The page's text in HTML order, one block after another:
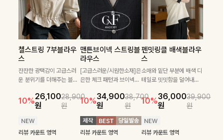
첼스트링 7부블라우
스
잔잔한 광택감이 고급스러
운 분위기를 더해주는 블라
프릴 밑단이 자연스럽게 실
루엣을 살려주며, 여유로운
스러운 무드를 완성해준답
니다 🤍
10%26,100
원
28,900
원
리뷰 카운트 영역
맨튼브이넥 스트링블
라우스
[고급스러운/시원한소재]은
은한 체크 패턴과 브이넥으
로 고급스러운 디테일을 넣
었으며 밑단스트링으로 핏
을 더욱 깔끔하게 잡아주는
블라우스예요 :)
10%34,900
원
38,700
원
리뷰 카운트 영역
펜밋링클 배색블라우
스
소매와 밑단 부분에 배색 디
테일로 밋밋함을 덜어내고
클 소재로 구김 걱정없이 즐
길 수 있는 블라우스랍니
10%36,000
원
39,900
원
리뷰 카운트 영역
론클디 브이넥니트
부드럽게 몸을 감싸는 니트
짜임으로 편안한 착용감을
더해드리며 여유 있게 떨어
여리여리한 실루엣을 완성
해드려요 ✨ 단독은 물론 다
게 매치되는 데일리 니트랍
니다
10%원
원
리뷰 카운트 영역
칠스트라이프 카라7
부니트
[골드버튼/클래식무드🤍]
스트라이프 패턴으로 데일
이템입니다 카라넥 디자인
으로 깔끔한 이미지로 만들
어 주는 7부 니트입니다 ~
10%31,900
원
35,400
원
리뷰 카운트 영역
셀드펜던트 7부니트
넉넉한 핏으로 편하게 착용
가능한 심플&베이직 무드의
니트!레터리 펜던트로 고급
어요:D
10% 원
원
리뷰 카운트 영역
필첸체크 스트링블라
우스+플레어스커트
SET
[활용도 좋은 투피스]은은한
테일이 어우러진 투피스 세
트입니다. 여유로운 상의와
풍성하게 퍼지는 롱스커트가
론, 단품으로도 다양하게 활
42,900
원
49,800
특스트라이프 링클원
피스+스트링자켓
SET
가볍고 시원한 링클 원피스
성되어 코디 고민 없이 완성
도 높은 스타일링을 연출해
주는 아이템 🤍 따로 또 같
이 활용하기 좋아 실용적이
며, 스트링 디테일로 다양한
69,900
원
79,400
원
헨틴링클 날개티셔츠
+치마바지SET
[텐션감↑/구김↓]가볍게
입기만 해도 코디가 완성되
럽게 퍼지는 프릴 날개 소매
가 우아한 포인트를 더해드
립니다💕 잔잔한 링클 텍스
처 소재와 편안한 허리밴딩
으로 하루 종일 산뜻하고 쾌
12%29,900
원
33,900
원
리뷰 카운트 영역